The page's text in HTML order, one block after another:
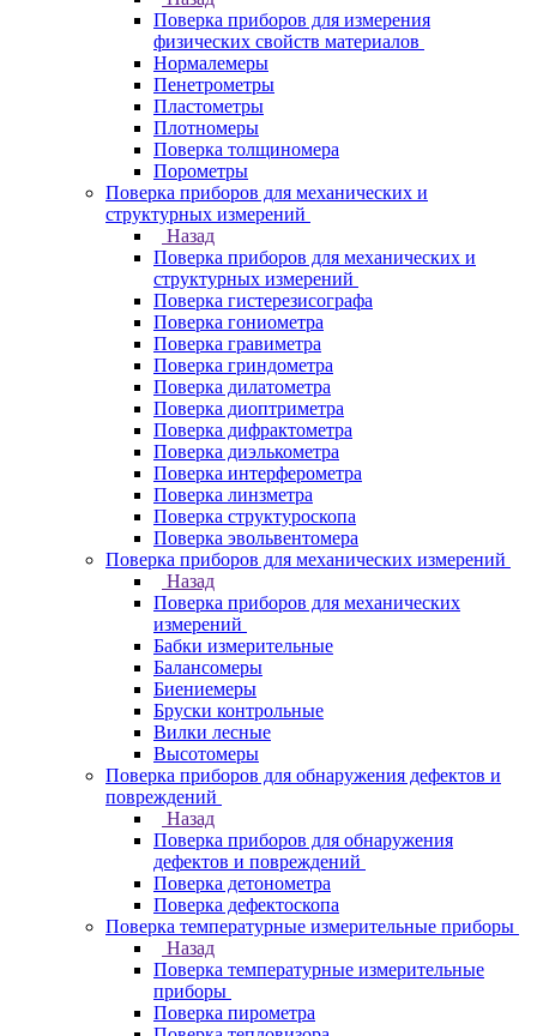
Поверка приборов для измерения
физических свойств материалов
Нормалемеры
Пенетрометры
Пластометры
Плотномеры
Поверка толщиномера
Порометры
Поверка приборов для механических и
структурных измерений
Назад
Поверка приборов для механических и
структурных измерений
Поверка гистерезисографа
Поверка гониометра
Поверка гравиметра
Поверка гриндометра
Поверка дилатометра
Поверка диоптриметра
Поверка дифрактометра
Поверка диэлькометра
Поверка интерферометра
Поверка линзметра
Поверка структуроскопа
Поверка эвольвентомера
Поверка приборов для механических измерений
Назад
Поверка приборов для механических
измерений
Бабки измерительные
Балансомеры
Биениемеры
Бруски контрольные
Вилки лесные
Высотомеры
Поверка приборов для обнаружения дефектов и
повреждений
Назад
Поверка приборов для обнаружения
дефектов и повреждений
Поверка детонометра
Поверка дефектоскопа
Поверка температурные измерительные приборы
Назад
Поверка температурные измерительные
приборы
Поверка пирометра